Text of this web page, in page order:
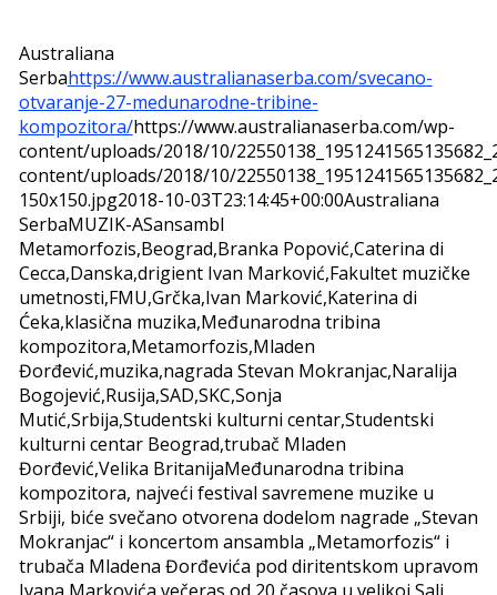
Australiana
Serbahttps://www.australianaserba.com/svecano-
otvaranje-27-medunarodne-tribine-
kompozitora/https://www.australianaserba.com/wp-
content/uploads/2018/10/
content/uploads/2018/10/
150x150.jpg2018-10-03T23:14:45+00:00Australiana
SerbaMUZIK-ASansambl
Metamorfozis,Beograd,Branka Popović,Caterina di
Cecca,Danska,drigient Ivan Marković,Fakultet muzičke
umetnosti,FMU,Grčka,Ivan Marković,Katerina di
Ćeka,klasična muzika,Međunarodna tribina
kompozitora,Metamorfozis,Mladen
Đorđević,muzika,nagrada Stevan Mokranjac,Naralija
Bogojević,Rusija,SAD,SKC,Sonja
Mutić,Srbija,Studentski kulturni centar,Studentski
kulturni centar Beograd,trubač Mladen
Đorđević,Velika BritanijaMeđunarodna tribina
kompozitora, najveći festival savremene muzike u
Srbiji, biće svečano otvorena dodelom nagrade „Stevan
Mokranjac“ i koncertom ansambla „Metamorfozis“ i
trubača Mladena Đorđevića pod diritentskom upravom